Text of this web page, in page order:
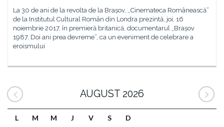
La 30 de ani de la revolta de la Brașov, ,,Cinemateca Românească”
de la Institutul Cultural Român din Londra prezintă, joi, 16
noiembrie 2017, în premieră britanică, documentarul „Brașov
1987. Doi ani prea devreme”, ca un eveniment de celebrare a
eroismului
AUGUST 2026
L M M J V S D